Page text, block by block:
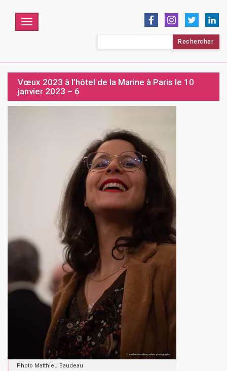
Menu
Vœux 2023 à l’hôtel de la Marine à Paris le 10
janvier 2023 – 6
Photo Matthieu Baudeau